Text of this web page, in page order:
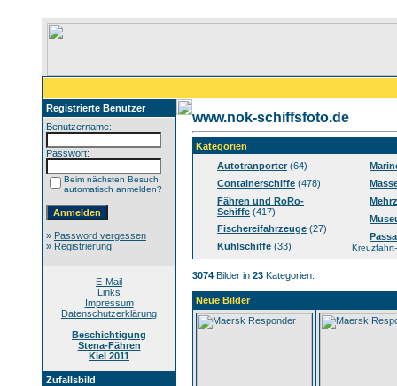
Registrierte Benutzer
Benutzername:
Passwort:
Beim nächsten Besuch
automatisch anmelden?
» Password vergessen
» Registrierung
E-Mail
Links
Impressum
Datenschutzerklärung
Beschichtigung
Stena-Fähren
Kiel 2011
Zufallsbild
www.nok-schiffsfoto.de
Kategorien
Autotranporter(64)
Containerschiffe (478)
Fähren und RoRo-
Schiffe (417)
Fischereifahrzeuge (27)
Kühlschiffe (33)
3074 Bilder in 23 Kategorien.
Neue Bilder